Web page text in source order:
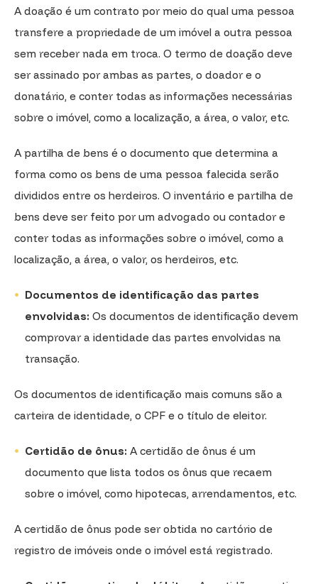
A doação é um contrato por meio do qual uma pessoa
transfere a propriedade de um imóvel a outra pessoa
sem receber nada em troca. O termo de doação deve
ser assinado por ambas as partes, o doador e o
donatário, e conter todas as informações necessárias
sobre o imóvel, como a localização, a área, o valor, etc.
A partilha de bens é o documento que determina a
forma como os bens de uma pessoa falecida serão
divididos entre os herdeiros. O inventário e partilha de
bens deve ser feito por um advogado ou contador e
conter todas as informações sobre o imóvel, como a
localização, a área, o valor, os herdeiros, etc.
Documentos de identificação das partes
envolvidas: Os documentos de identificação devem
comprovar a identidade das partes envolvidas na
transação.
Os documentos de identificação mais comuns são a
carteira de identidade, o CPF e o título de eleitor.
Certidão de ônus: A certidão de ônus é um
documento que lista todos os ônus que recaem
sobre o imóvel, como hipotecas, arrendamentos, etc.
A certidão de ônus pode ser obtida no cartório de
registro de imóveis onde o imóvel está registrado.